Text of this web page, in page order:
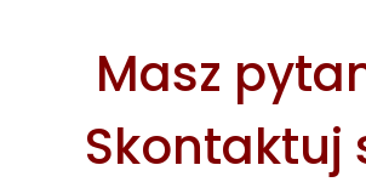
Masz
Skontaktuj